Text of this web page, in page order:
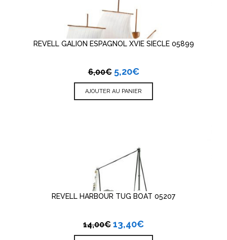
REVELL GALION ESPAGNOL XVIE SIECLE 05899
6,00€ 5,20€
AJOUTER AU PANIER
REVELL HARBOUR TUG BOAT 05207
14,00€ 13,40€